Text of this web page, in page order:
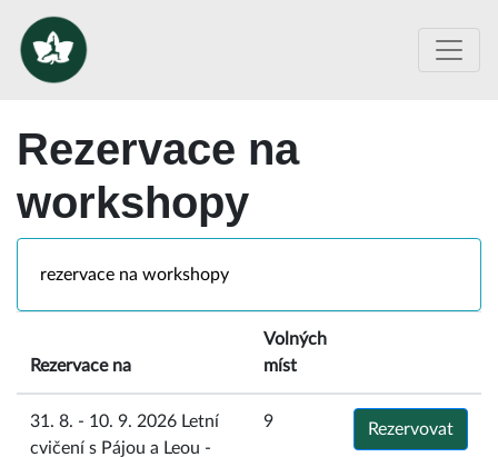
Rezervace na
workshopy
rezervace na workshopy
Rezervace na
Volných
míst
31. 8. - 10. 9. 2026 Letní
cvičení s Pájou a Leou -
9 Rezervovat